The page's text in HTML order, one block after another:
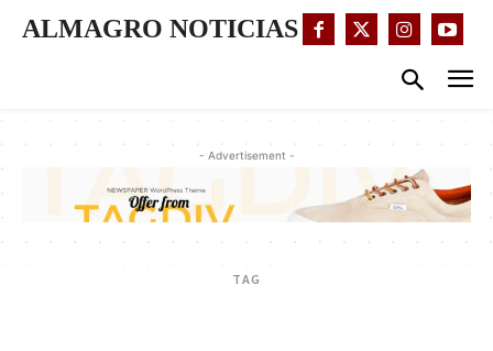
ALMAGRO NOTICIAS
- Advertisement -
TAG